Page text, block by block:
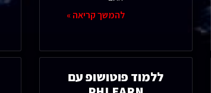
להמשך קריאה »
ללמוד פוטושופ עם